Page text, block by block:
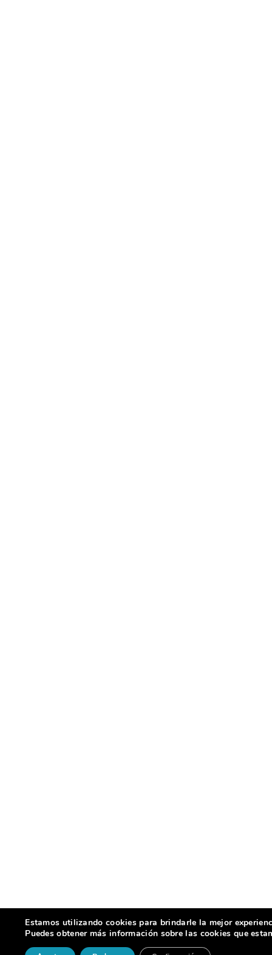
Estamos utilizando cookies para brindarle la mejor
Puedes obtener más información sobre las cookies que